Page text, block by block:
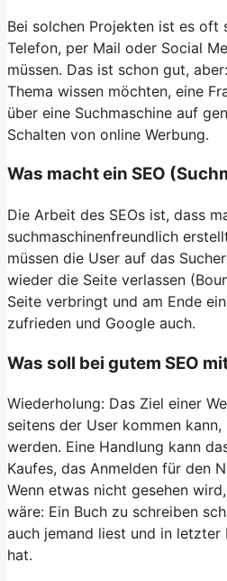
Bei solchen Projekten ist es oft
Telefon, per Mail oder Social
müssen. Das ist schon gut,
Thema wissen möchten, eine
über eine Suchmaschine auf
Schalten von online Werbung.
Was macht ein SEO
Die Arbeit des SEOs ist, dass
suchmaschinenfreundlich
müssen die User auf das
wieder die Seite verlassen
Seite verbringt und am Ende
zufrieden und Google auch.
Was soll bei gutem SEO
Wiederholung: Das Ziel einer
seitens der User kommen
werden. Eine Handlung kann
Kaufes, das Anmelden für den
Wenn etwas nicht gesehen
wäre: Ein Buch zu schreiben
auch jemand liest und in
hat.